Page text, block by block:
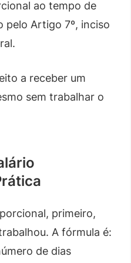
ao tempo de
pelo Artigo 7º, inciso
a receber um
sem trabalhar o
primeiro,
A fórmula é:
de dias